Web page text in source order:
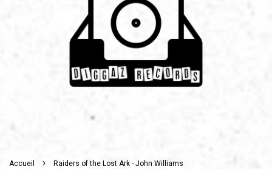
Accueil › Raiders of the Lost Ark - John Williams